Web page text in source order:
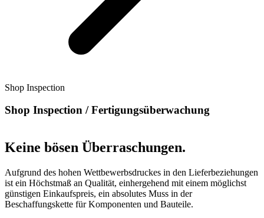
Shop Inspection
Shop Inspection / Fertigungsüberwachung
Keine bösen Überraschungen.
Aufgrund des hohen Wettbewerbsdruckes in den Lieferbeziehungen
ist ein Höchstmaß an Qualität, einhergehend mit einem möglichst
günstigen Einkaufspreis, ein absolutes Muss in der
Beschaffungskette für Komponenten und Bauteile.